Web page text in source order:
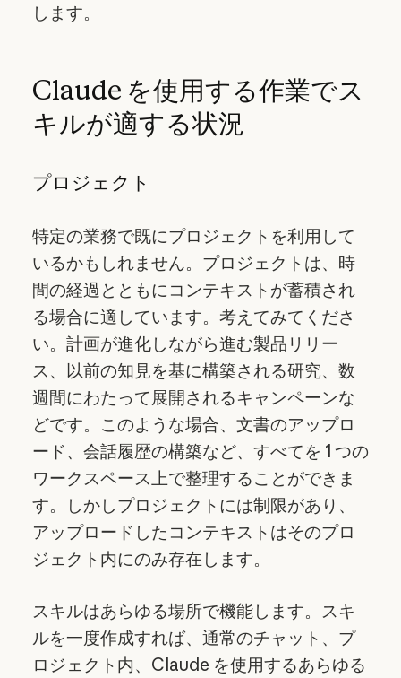
します。
Claude を使用する作業でス
キルが適する状況
プロジェクト
特定の業務で既にプロジェクトを利用して
いるかもしれません。プロジェクトは、時
間の経過とともにコンテキストが蓄積され
る場合に適しています。考えてみてくださ
い。計画が進化しながら進む製品リリー
ス、以前の知見を基に構築される研究、数
週間にわたって展開されるキャンペーンな
どです。このような場合、文書のアップロ
ード、会話履歴の構築など、すべてを 1 つの
ワークスペース上で整理することができま
す。しかしプロジェクトには制限があり、
アップロードしたコンテキストはそのプロ
ジェクト内にのみ存在します。
スキルはあらゆる場所で機能します。スキ
ルを一度作成すれば、通常のチャット、プ
ロジェクト内、Claude を使用するあらゆる